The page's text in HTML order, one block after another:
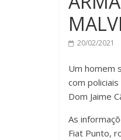
20/02/2021
Um homem
com
Dom Jaime
As
Fiat Punto,